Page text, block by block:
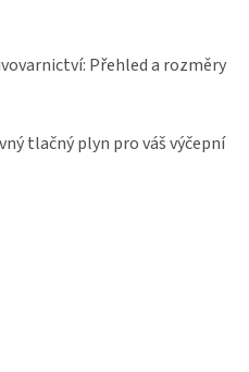
Přehled a rozměry
tlačný plyn pro váš výčepní